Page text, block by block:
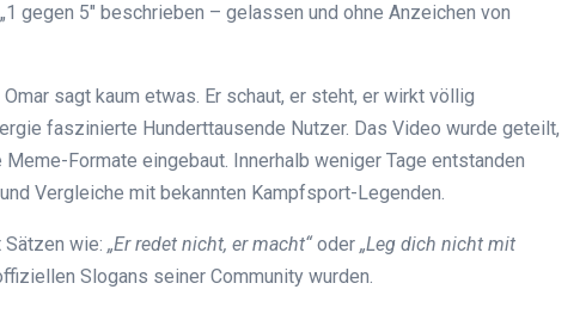
gegen 5″ beschrieben – gelassen und ohne Anzeichen von
sagt kaum etwas. Er schaut, er steht, er wirkt völlig
faszinierte Hunderttausende Nutzer. Das Video wurde geteilt,
Formate eingebaut. Innerhalb weniger Tage entstanden
Vergleiche mit bekannten Kampfsport-Legenden.
wie: „Er redet nicht, er macht“ oder „Leg dich nicht mit
Slogans seiner Community wurden.